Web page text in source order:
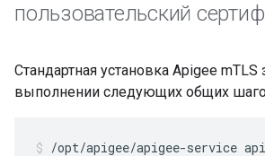
пользовательский
Стандартная установка Apigee mTLS
выполнении следующих общих